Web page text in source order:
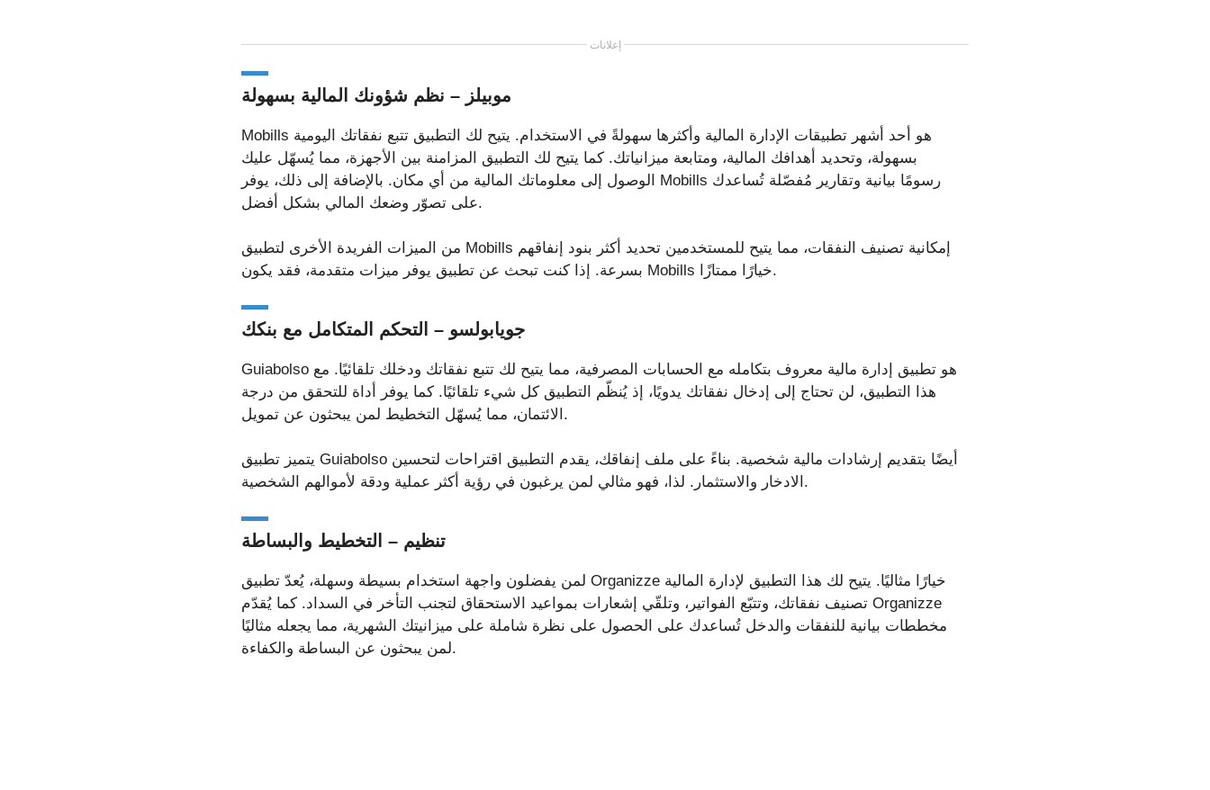
إعلانات
موبيلز – نظم شؤونك المالية بسهولة
Mobills هو أحد أشهر تطبيقات الإدارة المالية وأكثرها سهولةً في الاستخدام. يتيح لك التطبيق تتبع نفقاتك اليومية
بسهولة، وتحديد أهدافك المالية، ومتابعة ميزانياتك. كما يتيح لك التطبيق المزامنة بين الأجهزة، مما يُسهّل عليك
الوصول إلى معلوماتك المالية من أي مكان. بالإضافة إلى ذلك، يوفر Mobills رسومًا بيانية وتقارير مُفصّلة تُساعدك
على تصوّر وضعك المالي بشكل أفضل.
من الميزات الفريدة الأخرى لتطبيق Mobills إمكانية تصنيف النفقات، مما يتيح للمستخدمين تحديد أكثر بنود إنفاقهم
بسرعة. إذا كنت تبحث عن تطبيق يوفر ميزات متقدمة، فقد يكون Mobills خيارًا ممتازًا.
جويابولسو – التحكم المتكامل مع بنكك
Guiabolso هو تطبيق إدارة مالية معروف بتكامله مع الحسابات المصرفية، مما يتيح لك تتبع نفقاتك ودخلك تلقائيًا. مع
هذا التطبيق، لن تحتاج إلى إدخال نفقاتك يدويًا، إذ يُنظّم التطبيق كل شيء تلقائيًا. كما يوفر أداة للتحقق من درجة
الائتمان، مما يُسهّل التخطيط لمن يبحثون عن تمويل.
يتميز تطبيق Guiabolso أيضًا بتقديم إرشادات مالية شخصية. بناءً على ملف إنفاقك، يقدم التطبيق اقتراحات لتحسين
الادخار والاستثمار. لذا، فهو مثالي لمن يرغبون في رؤية أكثر عملية ودقة لأموالهم الشخصية.
تنظيم – التخطيط والبساطة
لمن يفضلون واجهة استخدام بسيطة وسهلة، يُعدّ تطبيق Organizze خيارًا مثاليًا. يتيح لك هذا التطبيق لإدارة المالية
تصنيف نفقاتك، وتتبّع الفواتير، وتلقّي إشعارات بمواعيد الاستحقاق لتجنب التأخر في السداد. كما يُقدّم Organizze
مخططات بيانية للنفقات والدخل تُساعدك على الحصول على نظرة شاملة على ميزانيتك الشهرية، مما يجعله مثاليًا
لمن يبحثون عن البساطة والكفاءة.